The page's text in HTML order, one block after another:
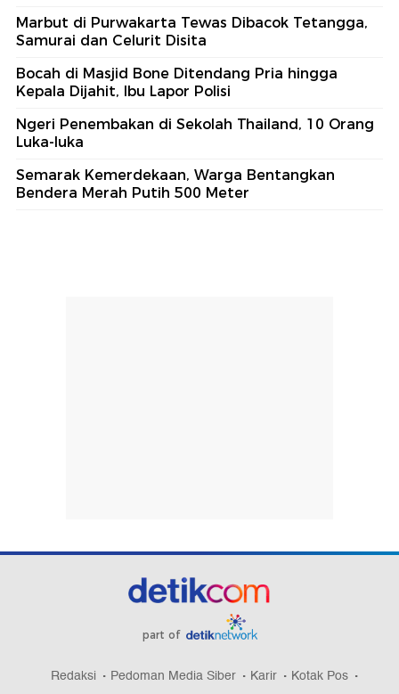
Marbut di Purwakarta Tewas Dibacok Tetangga,
Samurai dan Celurit Disita
Bocah di Masjid Bone Ditendang Pria hingga
Kepala Dijahit, Ibu Lapor Polisi
Ngeri Penembakan di Sekolah Thailand, 10 Orang
Luka-luka
Semarak Kemerdekaan, Warga Bentangkan
Bendera Merah Putih 500 Meter
part of
Redaksi Pedoman Media Siber Karir
Kotak Pos